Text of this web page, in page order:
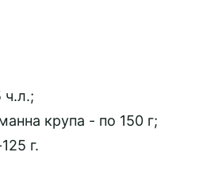
ч.л.;
крупа - по 150 г;
г.